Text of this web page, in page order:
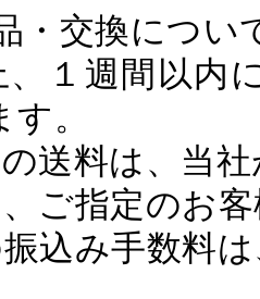
・交換につい
、１週間以
。
の送料は、当
、ご指定のお
振込み手数料